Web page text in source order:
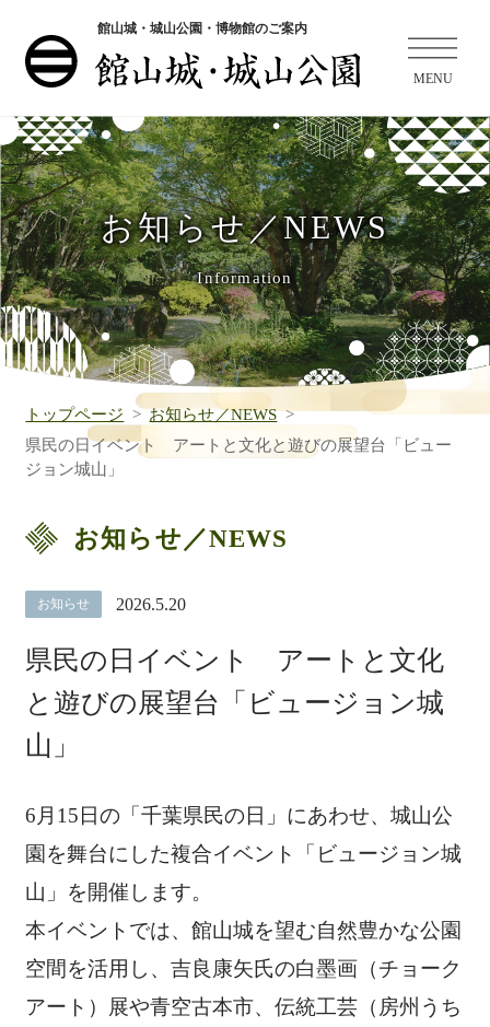
館山城・城山公園・博物館のご案内
お知らせ／NEWS
Information
トップページ
お知らせ／NEWS
県民の日イベント アートと文化と遊びの展望台「ビュー
ジョン城山」
お知らせ／NEWS
お知らせ 2026.5.20
県民の日イベント アートと文化
と遊びの展望台「ビュージョン城
山」
6月15日の「千葉県民の日」にあわせ、城山公
園を舞台にした複合イベント「ビュージョン城
山」を開催します。
本イベントでは、館山城を望む自然豊かな公園
空間を活用し、吉良康矢氏の白墨画（チョーク
アート）展や青空古本市、伝統工芸（房州うち